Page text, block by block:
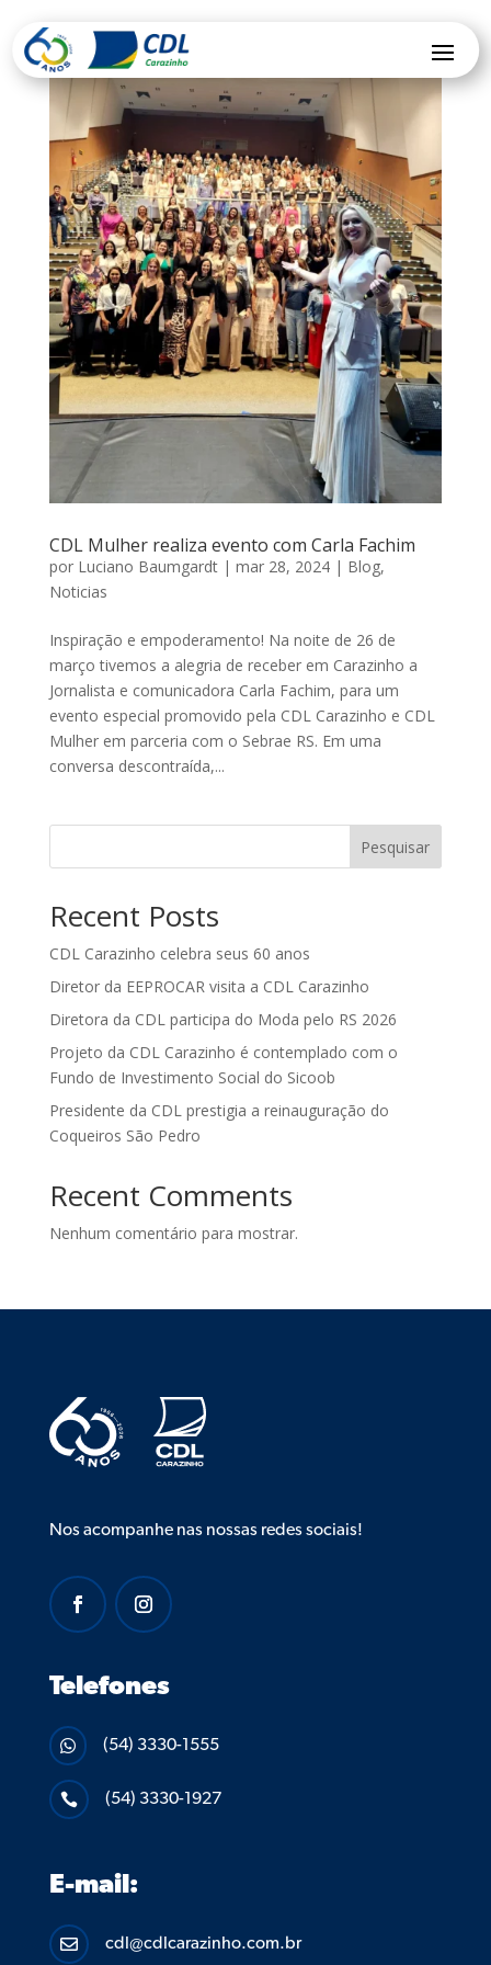
CDL Mulher realiza evento com Carla Fachim
por Luciano Baumgardt| mar 28, 2024| Blog,
Noticias
Inspiração e empoderamento! Na noite de 26 de
março tivemos a alegria de receber em Carazinho a
Jornalista e comunicadora Carla Fachim, para um
evento especial promovido pela CDL Carazinho e CDL
Mulher em parceria com o Sebrae RS. Em uma
conversa descontraída,...
Pesquisar
Recent Posts
CDL Carazinho celebra seus 60 anos
Diretor da EEPROCAR visita a CDL Carazinho
Diretora da CDL participa do Moda pelo RS 2026
Projeto da CDL Carazinho é contemplado com o
Fundo de Investimento Social do Sicoob
Presidente da CDL prestigia a reinauguração do
Coqueiros São Pedro
Recent Comments
Nenhum comentário para mostrar.
Nos acompanhe nas nossas redes sociais!
Telefones
 (54) 3330-1555
 (54) 3330-1927
E-mail:
 cdl@cdlcarazinho.com.br